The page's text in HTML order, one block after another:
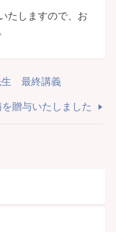
たしますので、お
生 最終講義
贈与いたしました